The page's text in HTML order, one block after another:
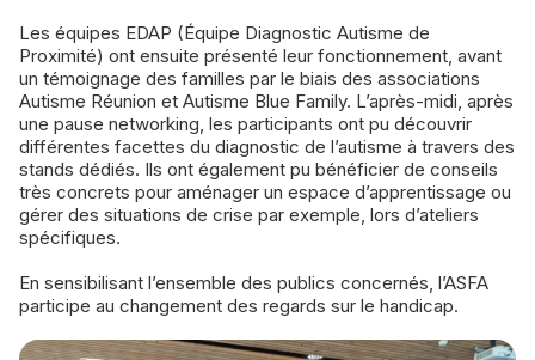
Les équipes EDAP (Équipe Diagnostic Autisme de
Proximité) ont ensuite présenté leur fonctionnement, avant
un témoignage des familles par le biais des associations
Autisme Réunion et Autisme Blue Family. L’après-midi, après
une pause networking, les participants ont pu découvrir
différentes facettes du diagnostic de l’autisme à travers des
stands dédiés. Ils ont également pu bénéficier de conseils
très concrets pour aménager un espace d’apprentissage ou
gérer des situations de crise par exemple, lors d’ateliers
spécifiques.
En sensibilisant l’ensemble des publics concernés, l’ASFA
participe au changement des regards sur le handicap.